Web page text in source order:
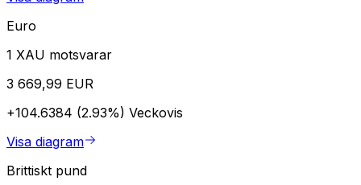
Euro
1 XAU motsvarar
3 669,99 EUR
+104.6384 (2.93%) Veckovis
Visa diagram
Brittiskt pund